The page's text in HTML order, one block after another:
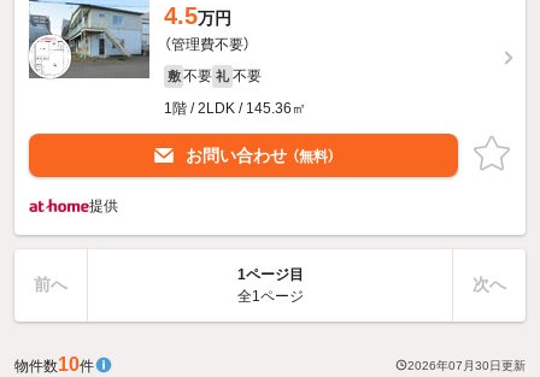
4.5万円
（管理費不要）
敷 不要 礼 不要
1階 / 2LDK / 145.36㎡
お問い合わせ （無料）
提供
前へ
1ページ目
全1ページ
次へ
物件数10件 2026年07月30日更新